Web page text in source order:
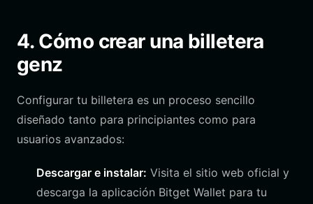
4. Cómo crear una billetera
genz
Configurar tu billetera es un proceso sencillo
diseñado tanto para principiantes como para
usuarios avanzados:
Descargar e instalar: Visita el sitio web oficial y
descarga la aplicación Bitget Wallet para tu